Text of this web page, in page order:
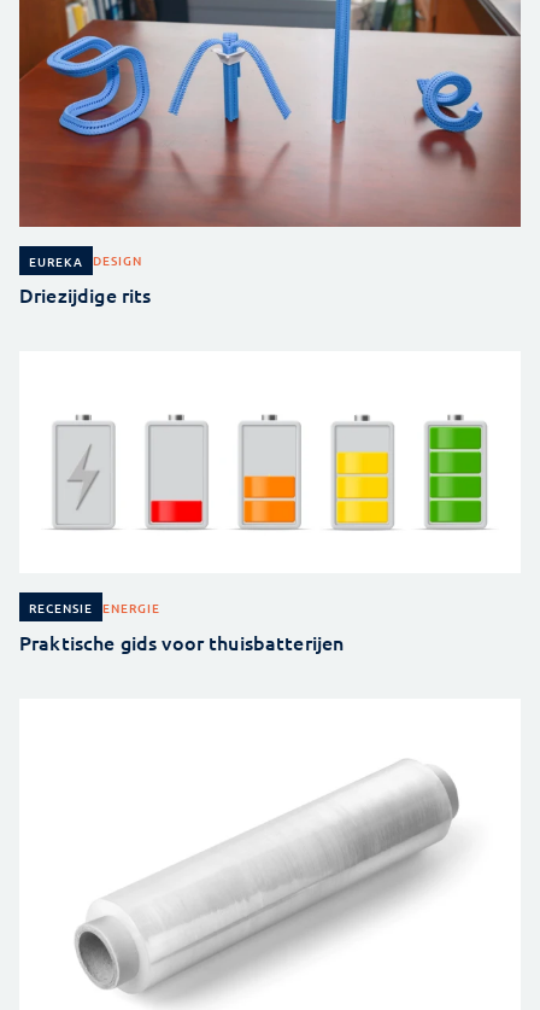
EUREKA DESIGN
Driezijdige rits
RECENSIE ENERGIE
Praktische gids voor thuisbatterijen